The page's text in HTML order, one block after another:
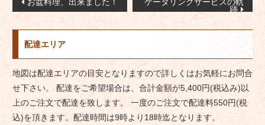
稿
ナ
ビ
ゲ
ー
シ
ョ
跡
配達エリア
地図は配達エリアの目安となりますので詳しくはお気軽にお問合
せ下さい。 配達をご希望場合は、合計金額が5,400円(税込み)以
上のご注文で配達を致します。 一度のご注文で配達料550円(税
込)を頂きます。配達時間は9時より18時迄となります。